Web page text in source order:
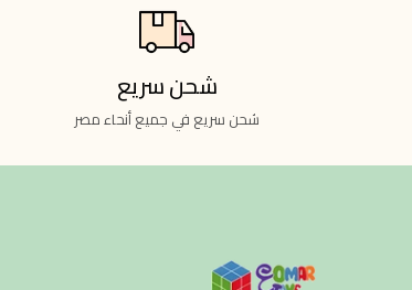
شحن سريع
شحن سريع في جميع أنحاء مصر